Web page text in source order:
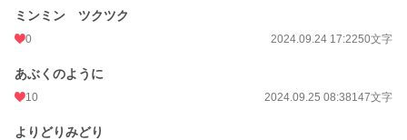
ミンミン ツクツク
0 2024.09.24 17:2250文字
あぶくのように
10 2024.09.25 08:38147文字
よりどりみどり